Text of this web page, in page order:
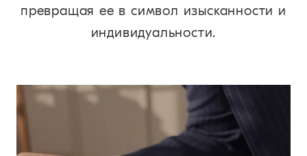
превращая ее в символ изысканности и
индивидуальности.